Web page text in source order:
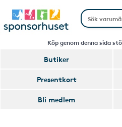
Köp genom denna sida
Butiker
Presentkort
Bli medlem